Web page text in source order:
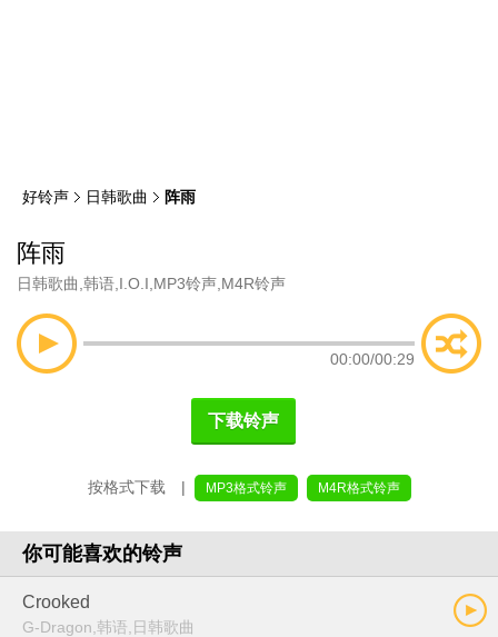
好铃声 日韩歌曲 阵雨
阵雨
日韩歌曲 韩语 I.O.I MP3铃声 M4R铃声
00:00/00:29
下载铃声
按格式下载 | MP3格式铃声 M4R格式铃声
你可能喜欢的铃声
Crooked
G-Dragon,韩语,日韩歌曲